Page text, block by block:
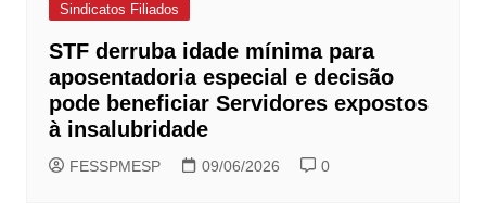
Sindicatos Filiados
STF derruba idade mínima para
aposentadoria especial e decisão
pode beneficiar Servidores expostos
à insalubridade
FESSPMESP 09/06/2026 0